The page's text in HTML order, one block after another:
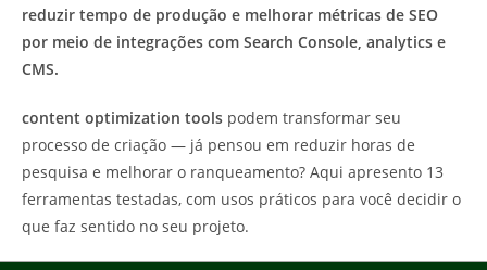
reduzir tempo de produção e melhorar métricas de SEO
por meio de integrações com Search Console, analytics e
CMS.
content optimization tools podem transformar seu
processo de criação — já pensou em reduzir horas de
pesquisa e melhorar o ranqueamento? Aqui apresento 13
ferramentas testadas, com usos práticos para você decidir o
que faz sentido no seu projeto.